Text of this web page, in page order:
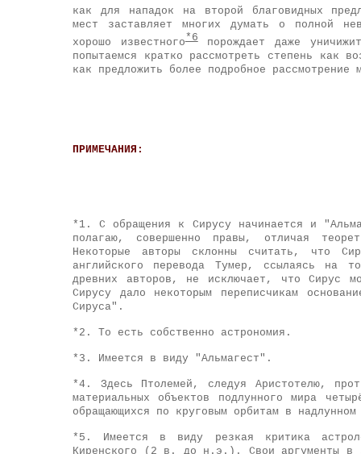
как для нападок на второй благовидных
мест заставляет многих думать о полной
хорошо известного*6порождает даже
попытаемся кратко рассмотреть степень как
как предложить более подробное
ПРИМЕЧАНИЯ:
*1. С обращения к Сирусу начинается и
полагаю, совершенно правы, отличая
Некоторые авторы склонны считать, что
английского перевода Тумер, ссылаясь на
древних авторов, не исключает, что Сирус
Сирусу дало некоторым переписчикам
Сируса".
*2. То есть собственно астрономия.
* 3. Имеется в виду "Альмагест".
*4. Здесь Птолемей, следуя Аристотелю,
материальных объектов подлунного мира
обращающихся по круговым орбитам в
*5. Имеется в виду резкая критика
Киренского (2 в. до н.э.). Свои аргументы в